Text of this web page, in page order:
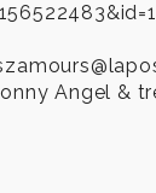
Angel &